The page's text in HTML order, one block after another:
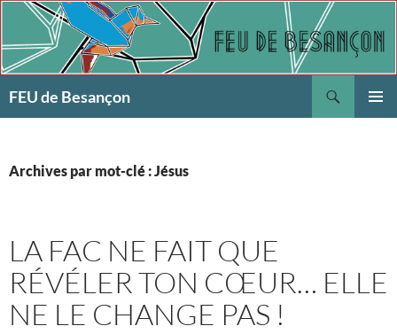
Aller
contenu
FEU de Besançon
Archives par mot-clé : Jésus
LA FAC NE FAIT QUE
RÉVÉLER TON CŒUR… ELLE
NE LE CHANGE PAS !